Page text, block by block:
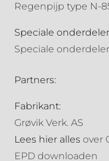
Regenpijp type N-
Speciale
Speciale
Partners:
Fabrikant:
Grøvik Verk. AS
Lees hier alles over
EPD downloaden